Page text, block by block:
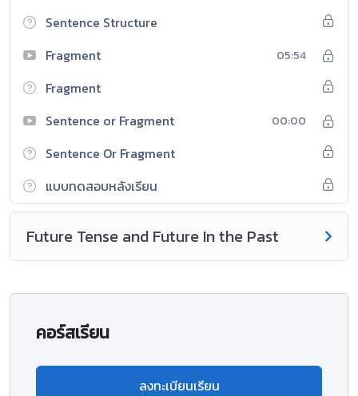
Sentence Structure
Fragment
05:54
Fragment
Sentence or Fragment
00:00
Sentence Or Fragment
แบบทดสอบหลังเรียน
Future Tense and Future In the Past
คอร์สเรียน
ลงทะเบียนเรียน